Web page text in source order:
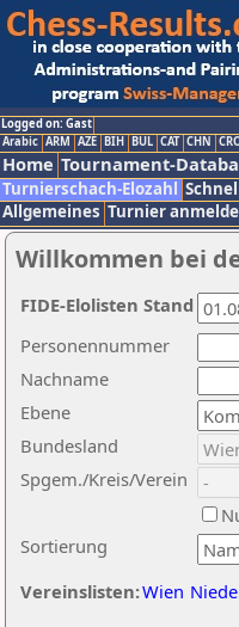
Logged on: Gast
Arabic ARM AZE BIH BUL CAT CHN
Home Tournament-
Turnierschach-Elozahl
Allgemeines Turnier
Willkommen bei
Nachname
Ebene
Sortierung
Personennummer
Bundesland
Spgem./Kreis/Verein
Vereinslisten:Wien
FIDE-Elolisten Stand